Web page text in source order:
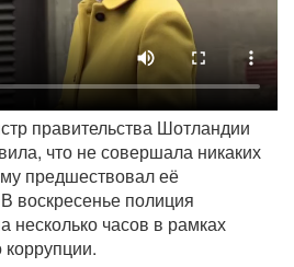
правительства Шотландии
что не совершала никаких
предшествовал её
воскресенье полиция
несколько часов в рамках